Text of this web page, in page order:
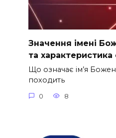
Значення імені
та характеристика
Що означає ім’я
походить
0 8